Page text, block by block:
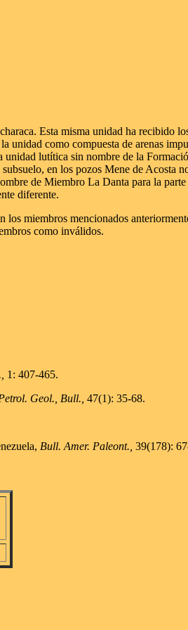
Esta misma unidad ha recibido
unidad como compuesta de arenas
lutítica sin nombre de la
en los pozos Mene de Acosta
de Miembro La Danta para la
diferente.
miembros mencionados
como inválidos.
1: 407-465.
Geol., Bull., 47(1): 35-68.
Bull. Amer. Paleont., 39(178):